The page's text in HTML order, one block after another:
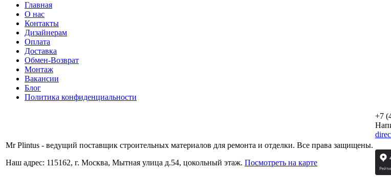
Главная
О нас
Контакты
Дизайнерам
Оплата
Доставка
Обмен-Возврат
Монтаж
Вакансии
Блог
Политика конфиденциальности
Mr Plintus - ведущий поставщик строительных материалов для ремонта и отделки. Все права защищены.
Наш адрес: 115162, г. Москва, Мытная улица д.54, цокольный этаж. Посмотреть на карте
+7